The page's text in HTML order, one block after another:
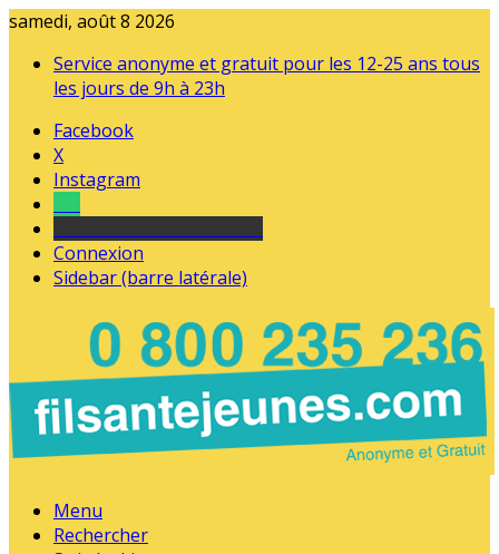
samedi, août 8 2026
Service anonyme et gratuit pour les 12-25 ans tous
les jours de 9h à 23h
Facebook
X
Instagram
Connexion
Sidebar (barre latérale)
Menu
Rechercher